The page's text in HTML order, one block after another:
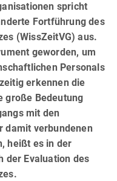
spricht
Fortführung des
(WissZeitVG) aus.
geworden, um
Personals
erkennen die
große Bedeutung
mit den
damit verbundenen
heißt es in der
der Evaluation des